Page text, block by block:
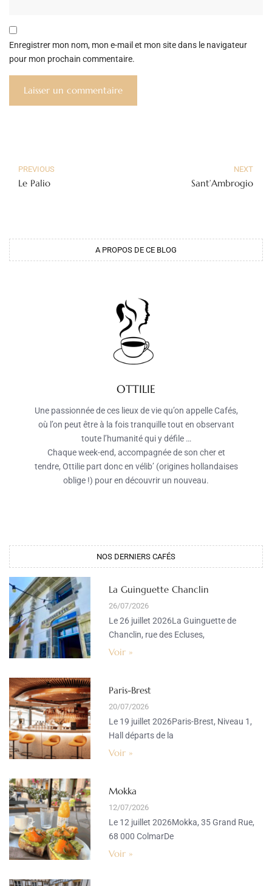
Enregistrer mon nom, mon e-mail et mon site dans le navigateur
pour mon prochain commentaire.
PREVIOUS
Le Palio
NEXT
Sant’Ambrogio
A PROPOS DE CE BLOG
OTTILIE
Une passionnée de ces lieux de vie qu’on appelle Cafés,
où l’on peut être à la fois tranquille tout en observant
toute l’humanité qui y défile …
Chaque week-end, accompagnée de son cher et
tendre, Ottilie part donc en vélib’ (origines hollandaises
oblige !) pour en découvrir un nouveau.
NOS DERNIERS CAFÉS
La Guinguette Chanclin
26/07/2026
Le 26 juillet 2026La Guinguette de
Chanclin, rue des Ecluses,
Voir »
Paris-Brest
20/07/2026
Le 19 juillet 2026Paris-Brest, Niveau 1,
Hall départs de la
Voir »
Mokka
12/07/2026
Le 12 juillet 2026Mokka, 35 Grand Rue,
68 000 ColmarDe
Voir »